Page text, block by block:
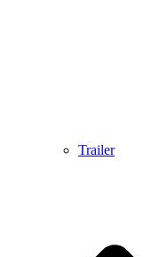
Trailer